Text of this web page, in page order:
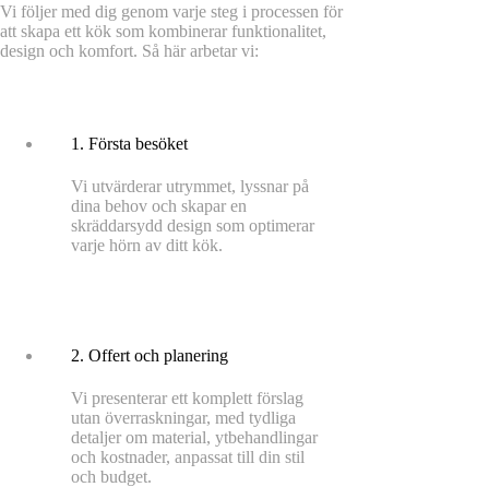
Vi följer med dig genom varje steg i processen för
att skapa ett kök som kombinerar funktionalitet,
design och komfort. Så här arbetar vi:
1. Första besöket
Vi utvärderar utrymmet, lyssnar på
dina behov och skapar en
skräddarsydd design som optimerar
varje hörn av ditt kök.
2. Offert och planering
Vi presenterar ett komplett förslag
utan överraskningar, med tydliga
detaljer om material, ytbehandlingar
och kostnader, anpassat till din stil
och budget.